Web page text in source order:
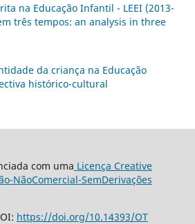
na Educação Infantil - LEEI (2013-
três tempos: an analysis in three
da criança na Educação
histórico-cultural
com uma Licença Creative
NãoComercial-SemDerivações
https://doi.org/10.14393/OT